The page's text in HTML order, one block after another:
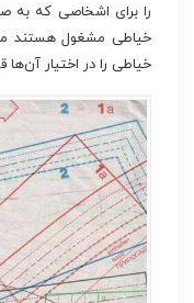
را برای اشخاصی که به‌
خیاطی مشغول هستند
خیاطی را در اختیار آن‌ها